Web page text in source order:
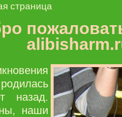
страница
назад.
наши